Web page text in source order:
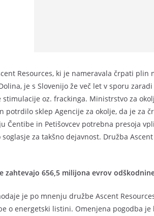
Resources, ki je nameravala črpati plin
je s Slovenijo že več let v sporu
oz. frackinga. Ministrstvo za
potrdilo sklep Agencije za okolje, da je za
Čentibe in Petišovcev potrebna presoja
za takšno dejavnost. Družba
zahtevajo 656,5 milijona evrov
je po mnenju družbe Ascent
o energetski listini. Omenjena pogodba